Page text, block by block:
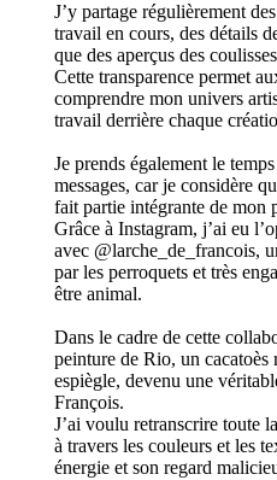
J’y partage régulièrement
travail en cours, des détails
que des aperçus des
Cette transparence permet
comprendre mon univers
travail derrière chaque
Je prends également le
messages, car je considère
fait partie intégrante de mon
Grâce à Instagram, j’ai eu
avec @larche_de_francois,
par les perroquets et très
être animal.
Dans le cadre de cette
peinture de Rio, un cacatoès
espiègle, devenu une
François.
J’ai voulu retranscrire toute
à travers les couleurs et les
énergie et son regard